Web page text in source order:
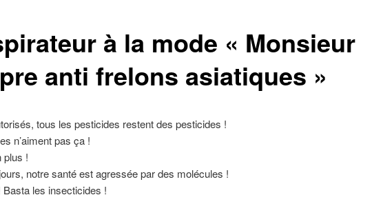
à la mode « Monsieur
anti frelons asiatiques »
tous les pesticides restent des pesticides !
n’aiment pas ça !
plus !
notre santé est agressée par des molécules !
Basta les insecticides !